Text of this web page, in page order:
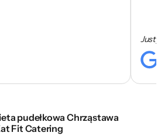
Justyna
pudełkowa Chrząstawa
Fit Catering